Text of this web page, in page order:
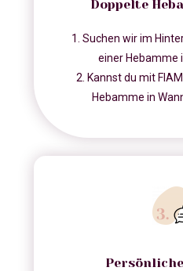
Doppelte
1. Suchen wir im
einer Hebamme
2. Kannst du mit
Hebamme in